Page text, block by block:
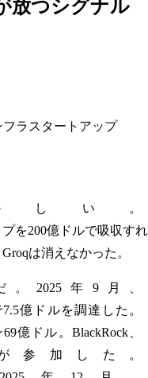
放つシグナル
フラスタートアップ
しい。
を200億ドルで吸収す
は消えなかった。
2025年9月、
億ドルを調達した。
億ドル。BlackRock、
が参加した。